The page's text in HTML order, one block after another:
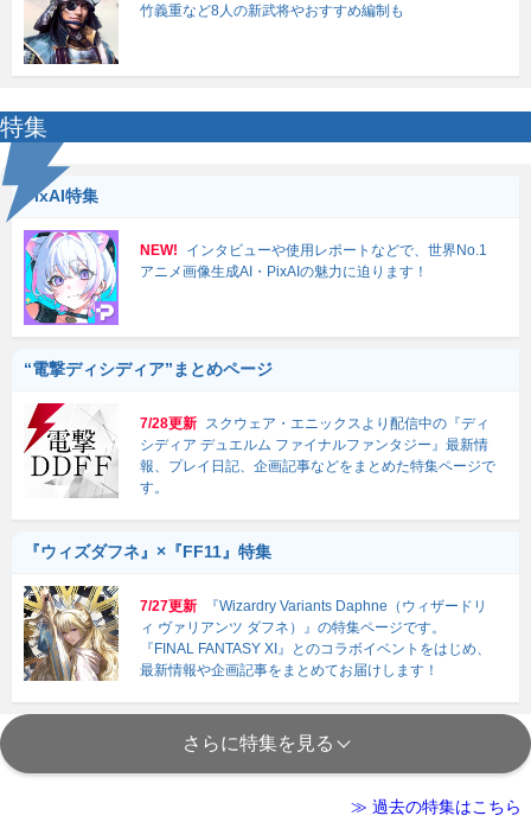
竹義重など8人の新武将やおすすめ編制も
特集
PixAI特集
NEW!
インタビューや使用レポートなどで、世界No.1
アニメ画像生成AI・PixAIの魅力に迫ります！
“電撃ディシディア”まとめページ
7/28更新 スクウェア・エニックスより配信中の『ディ
シディア デュエルム ファイナルファンタジー』最新情
報、プレイ日記、企画記事などをまとめた特集ページで
す。
『ウィズダフネ』×『FF11』特集
7/27更新
『Wizardry Variants Daphne（ウィザードリ
ィ ヴァリアンツ ダフネ）』の特集ページです。
『FINAL FANTASY XI』とのコラボイベントをはじめ、
最新情報や企画記事をまとめてお届けします！
さらに特集を見る
≫ 過去の特集はこちら